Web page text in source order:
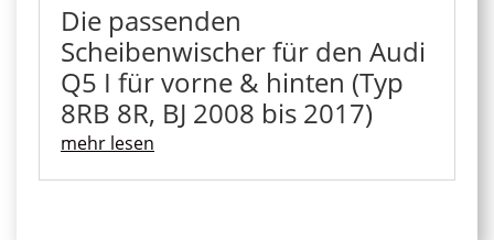
Die passenden
Scheibenwischer für den Audi
Q5 I für vorne & hinten (Typ
8RB 8R, BJ 2008 bis 2017)
mehr lesen